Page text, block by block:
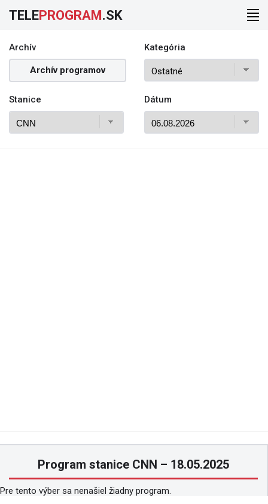
TELEPROGRAM.SK
Archív
Archív programov
Kategória
Stanice Dátum
Program stanice CNN – 18.05.2025
Pre tento výber sa nenašiel žiadny program.